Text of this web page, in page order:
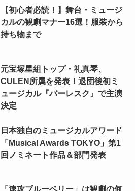
【初心者必読！】舞台・ミュージ
カルの観劇マナー16選！服装から
持ち物まで
元宝塚星組トップ・礼真琴、
CULEN所属を発表！退団後初ミ
ュージカル『バーレスク』で主演
決定
日本独自のミュージカルアワード
「Musical Awards TOKYO」第1
回ノミネート作品＆部門発表